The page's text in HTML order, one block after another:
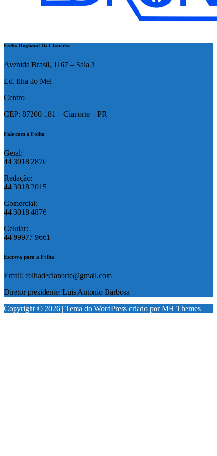
Folha Regional De Cianorte
Avenida Brasil, 1167 – Sala 3
Ed. Ilha do Mel
Centro
CEP: 87200-181 – Cianorte – PR
Fale com a Folha
Geral:
44 3018 2876
Redação:
44 3018 2015
Comercial:
44 3018 4876
Celular:
44 99977 9661
Escreva para a Folha
Email: folhadecianorte@gmail.com
Diretor presidente: Luis Antonio Barbosa
Copyright © 2026 | Tema do WordPress criado porMH Themes